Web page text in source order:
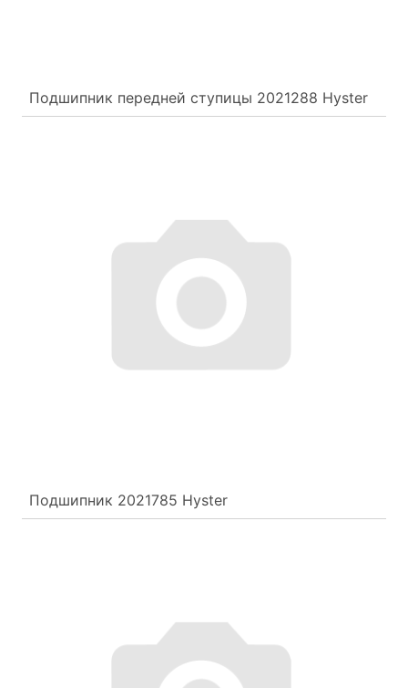
Подшипник передней ступицы 2021288 Hyster
Подшипник 2021785 Hyster